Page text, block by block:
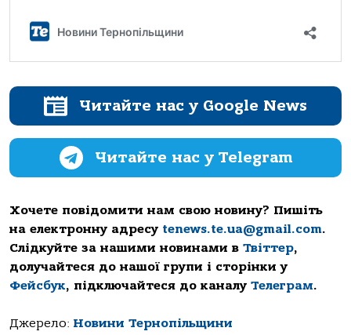
Читайте нас у Google News
Читайте нас у Telegram
Хочете повідомити нам свою новину? Пишіть
на електронну адресу tenews.te.ua@gmail.com.
Слідкуйте за нашими новинами в Твіттер,
долучайтеся до нашої групи і сторінки у
Фейсбук, підключайтеся до каналу Телеграм.
Джерело: Новини Тернопільщини